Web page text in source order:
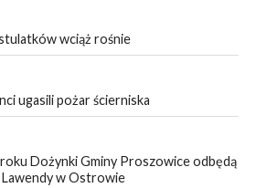
wciąż rośnie
ugasili pożar ścierniska
Dożynki Gminy Proszowice odbędą
w Ostrowie